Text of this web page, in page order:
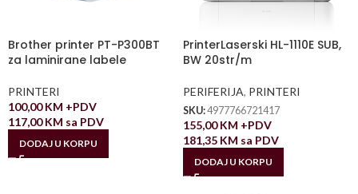
Brother printer PT-P300BT
za laminirane labele
PRINTERI
100,00KM +PDV
117,00KM sa PDV
DODAJ U KORPU
PrinterLaserski HL-1110E SUB,
BW 20str/m
PERIFERIJA, PRINTERI
SKU:4977766721417
155,00KM +PDV
181,35 KM sa PDV
DODAJ U KORPU